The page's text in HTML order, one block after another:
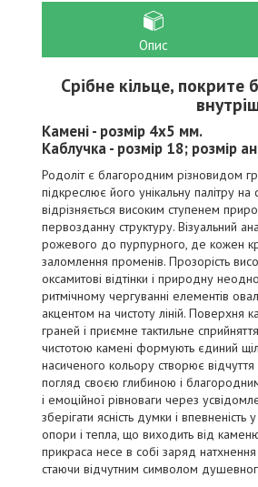
Опис
Срібне кільце,
Камені - розмір 4х5 мм.
Каблучка - розмір 18; розмір
Родоліт є благородним різновидом
підкреслює його унікальну палітру
відрізняється високим ступенем
первозданну структуру. Візуальний
рожевого до пурпурного, де кожен
заломлення променів. Прозорість
оксамитові відтінки і природну
ритмічному чергуванні елементів
акцентом на чистоту ліній.
граней і приємне тактильне
чистотою камені формують єдиний
насиченого кольору створює відчуття
погляд своєю глибиною і
і емоційної рівноваги через
зберігати ясність думки і
опори і тепла, що виходить від
прикраса несе в собі заряд натхнення
стаючи відчутним символом